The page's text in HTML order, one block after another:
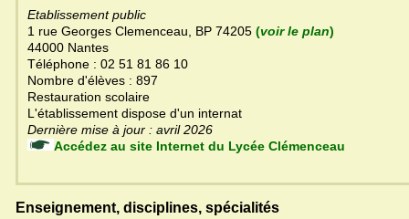
Etablissement public
1 rue Georges Clemenceau, BP 74205 (voir le plan)
44000 Nantes
Téléphone : 02 51 81 86 10
Nombre d'élèves : 897
Restauration scolaire
L'établissement dispose d'un internat
Dernière mise à jour : avril 2026
Accédez au site Internet du Lycée Clémenceau
Enseignement, disciplines, spécialités